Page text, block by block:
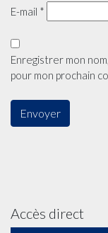
E-mail *
Enregistrer mon
pour mon prochain
Accès direct